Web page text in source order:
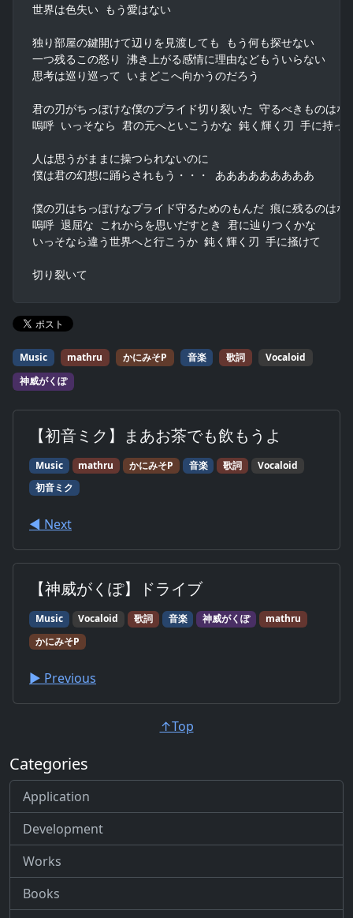
世界は色失い もう愛はない
独り部屋の鍵開けて辺りを見渡しても もう何も探せない
一つ残るこの怒り 沸き上がる感情に理由などもういらない
思考は巡り巡って いまどこへ向かうのだろう
君の刃がちっぽけな僕のプライド切り裂いた 守るべきものはな
嗚呼 いっそなら 君の元へといこうかな 鈍く輝く刃 手に持っ
人は思うがままに操つられないのに
僕は君の幻想に踊らされもう・・・ あああああああああ
僕の刃はちっぽけなプライド守るためのもんだ 痕に残るのはな
嗚呼 退屈な これからを思いだすとき 君に辿りつくかな
いっそなら違う世界へと行こうか 鈍く輝く刃 手に掻けて
切り裂いて
Music mathru かにみそP 音楽 歌詞
Vocaloid
神威がくぽ
【初音ミク】まあお茶でも飲もうよ
Music mathru かにみそP 音楽 歌詞
Vocaloid
初音ミク
◀︎ Next
【神威がくぽ】ドライブ
Music Vocaloid 歌詞 音楽 神威がくぽ
mathru
かにみそP
▶︎ Previous
↑Top
Categories
Application
Development
Works
Books